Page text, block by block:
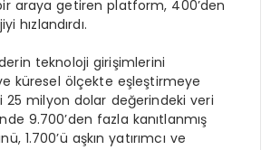
araya getiren platform, 400’den
hızlandırdı.
teknoloji girişimlerini
küresel ölçekte eşleştirmeye
25 milyon dolar değerindeki veri
9.700’den fazla kanıtlanmış
1.700’ü aşkın yatırımcı ve